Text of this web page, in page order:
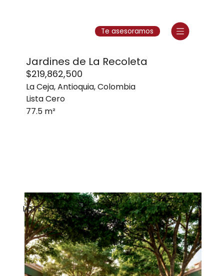
Te asesoramos
Jardines de La Recoleta
$219,862,500
La Ceja, Antioquia, Colombia
Lista Cero
77.5 m²
LOTES